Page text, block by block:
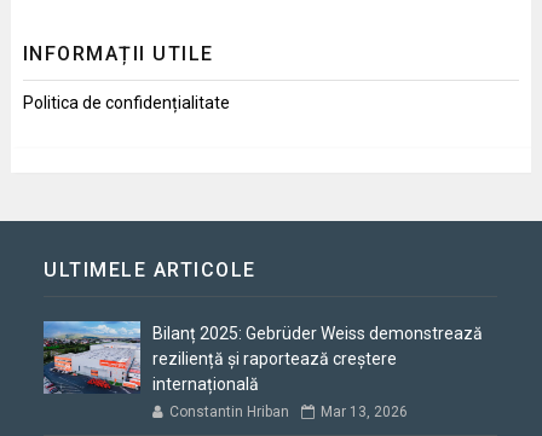
INFORMAȚII UTILE
Politica de confidențialitate
ULTIMELE ARTICOLE
Bilanț 2025: Gebrüder Weiss demonstrează
reziliență și raportează creștere
internațională
Constantin Hriban Mar 13, 2026